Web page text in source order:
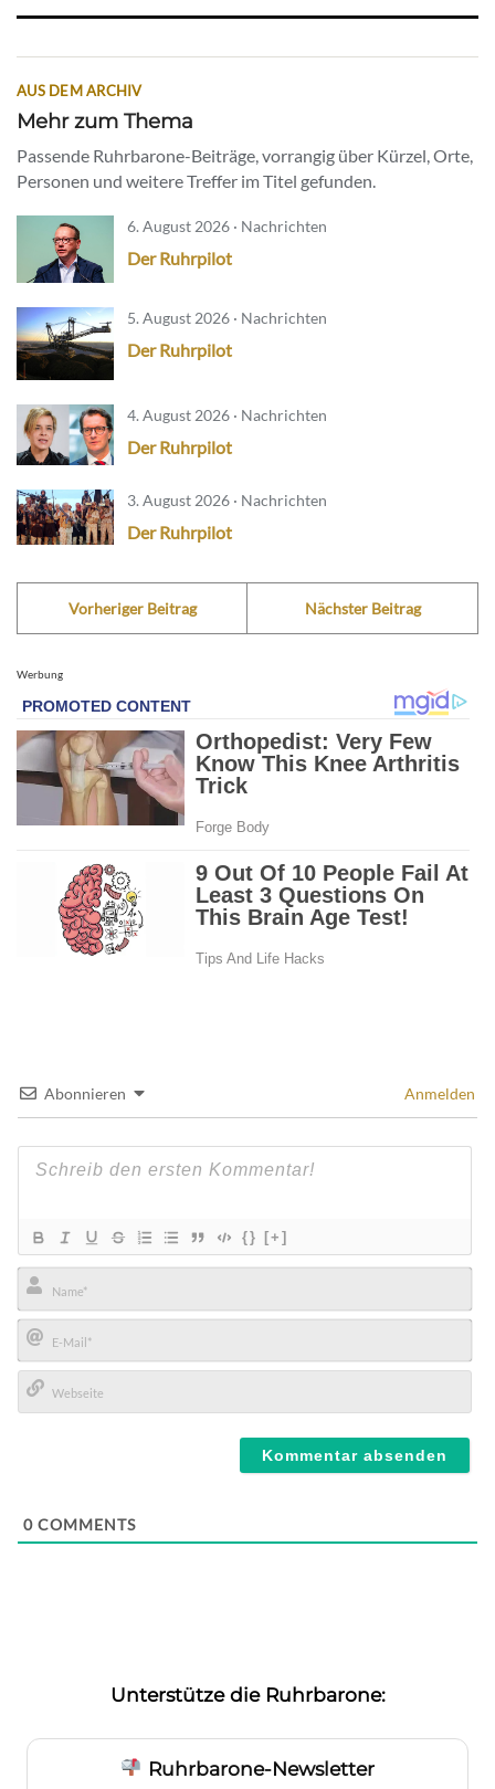
AUS DEM ARCHIV
Mehr zum Thema
Passende Ruhrbarone-Beiträge, vorrangig über Kürzel, Orte,
Personen und weitere Treffer im Titel gefunden.
6. August 2026 · Nachrichten
Der Ruhrpilot
5. August 2026 · Nachrichten
Der Ruhrpilot
4. August 2026 · Nachrichten
Der Ruhrpilot
3. August 2026 · Nachrichten
Der Ruhrpilot
Vorheriger Beitrag Nächster Beitrag
Werbung
Abonnieren Anmelden
{} [+]
Name*
E-
Mail*
0 COMMENTS
Unterstütze die Ruhrbarone:
Ruhrbarone-Newsletter